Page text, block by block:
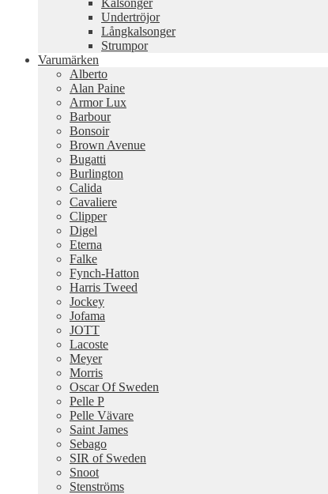
Kalsonger
Undertröjor
Långkalsonger
Strumpor
Varumärken
Alberto
Alan Paine
Armor Lux
Barbour
Bonsoir
Brown Avenue
Bugatti
Burlington
Calida
Cavaliere
Clipper
Digel
Eterna
Falke
Fynch-Hatton
Harris Tweed
Jockey
Jofama
JOTT
Lacoste
Meyer
Morris
Oscar Of Sweden
Pelle P
Pelle Vävare
Saint James
Sebago
SIR of Sweden
Snoot
Stenströms